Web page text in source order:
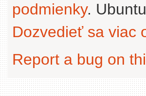
podmienky.
Dozvedieť sa viac
Report a bug on